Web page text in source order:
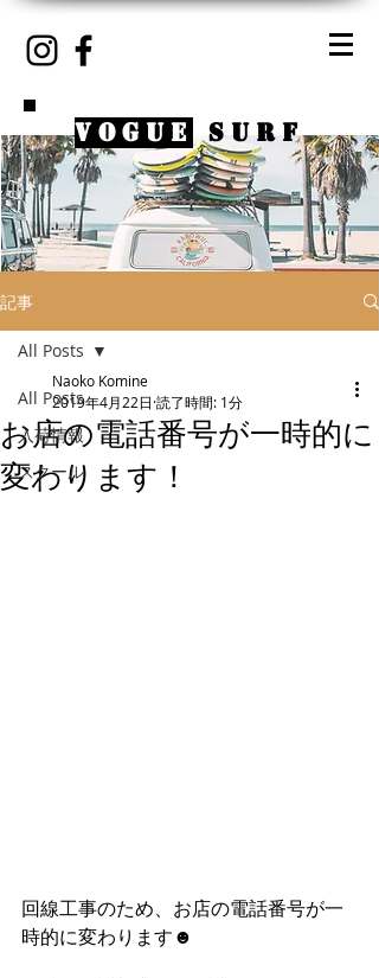
VOGUE SURF
記事
All Posts
入荷情報
スクール
All Posts
お店の電話番号が一時的に
変わります！
Naoko Komine
2019年4月22日 読了時間: 1分
回線工事のため、お店の電話番号が一
時的に変わります☻